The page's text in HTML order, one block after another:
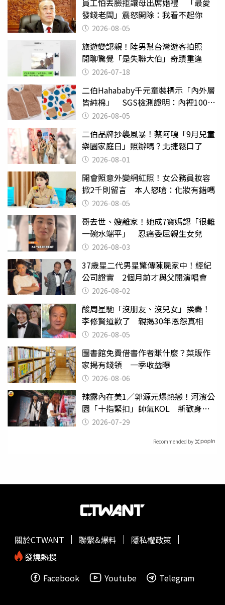
員工怕丟臉拒讓母出席婚禮 「最愛
發錢老闆」震怒開除：我看不起你
2026-08-05
旅遊變認親！陸男幫台灣遊客拍照
閒聊驚覺「是失聯大伯」奇蹟重逢
2026-07-18
二伯Hahababy千元童裝標示「內外層
皆純棉」 SGS檢測證明：內裡100%
聚酯纖維
2026-08-05
二伯品牌抄襲風暴！蔡阿嘎「9月兒童
樂園家庭日」照辦嗎？北捷鬆口了
2026-08-01
開會照意外變網紅照！女公務員妝容
掀2千則留言 本人怒嗆：化妝有錯嗎
2026-08-05
哥去世、嫂離家！她成7寶媽認「很難
一碗水端平」 忍痛委屈親生女兒
2026-08-03
37歲星二代男星驚傳陳屍家中！經紀
公司證實 2個月前才與父開演唱會
2026-08-02
酸周星馳「沒朋友、沒兒女」挨轟！
李修賢道歉了 親揭30年恩怨真相
2026-08-05
圖書館免費借書作者賺什麼？菜販作
家揭有錢領 一季收益曝
2026-08-06
辣露內在美1／郭源元爆熱戀！河濱公
園「十指緊扣」帥氣KOL 新歡身份
曝光2026-07-29
Recommended by
關於CTWANT 聯繫&爆料
隱私權政策
發燒熱搜
Facebook
Youtube Telegram